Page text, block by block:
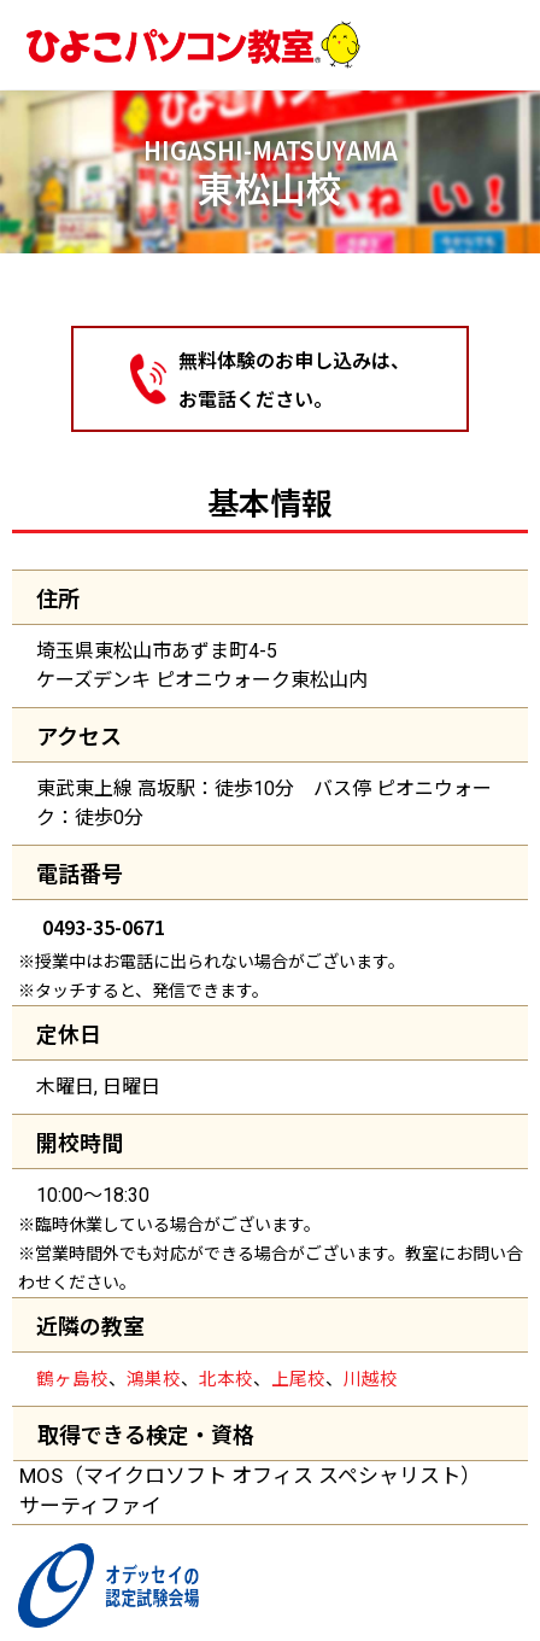
ス
プ
HIGASHI-MATSUYAMA
東松山校
無料体験のお申し込みは、
お電話ください。
基本情報
住所
埼玉県東松山市あずま町4-5
ケーズデンキ ピオニウォーク東松山内
アクセス
東武東上線 高坂駅：徒歩10分 バス停 ピオニウォー
ク：徒歩0分
電話番号
0493-35-0671
※授業中はお電話に出られない場合がございます。
※タッチすると、発信できます。
定休日
木曜日, 日曜日
開校時間
10:00～18:30
※臨時休業している場合がございます。
※営業時間外でも対応ができる場合がございます。教室にお問い合
わせください。
近隣の教室
鶴ヶ島校、 鴻巣校、 北本校、 上尾校、 川越校
取得できる検定・資格
MOS（マイクロソフト オフィス スペシャリスト）
サーティファイ